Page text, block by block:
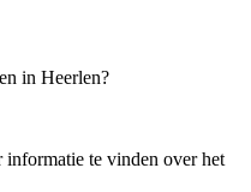
in Heerlen?
te vinden over het